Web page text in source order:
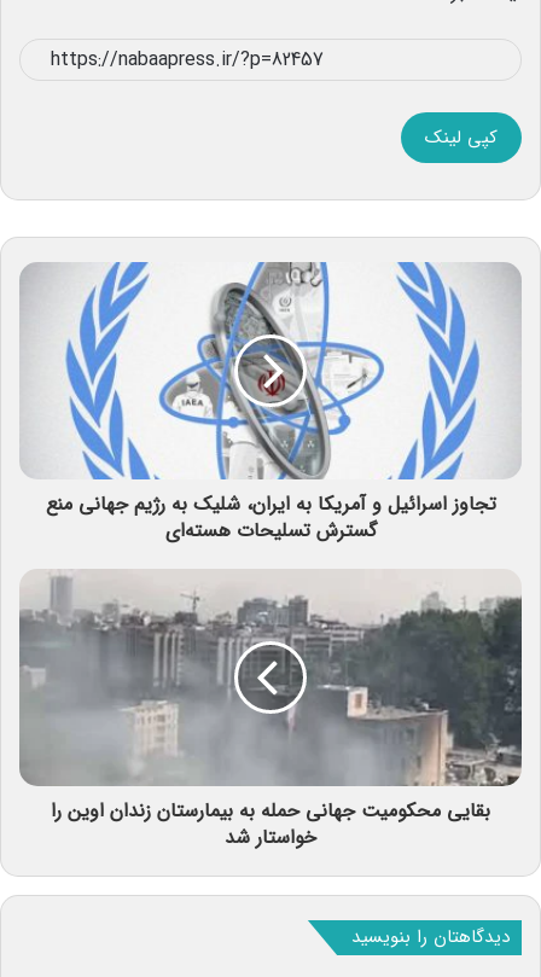
کپی لینک
تجاوز اسرائیل و آمریکا به ایران، شلیک به رژیم جهانی منع
گسترش تسلیحات هسته‌ای
بقایی محکومیت جهانی حمله به بیمارستان زندان اوین را
خواستار شد
دیدگاهتان را بنویسید